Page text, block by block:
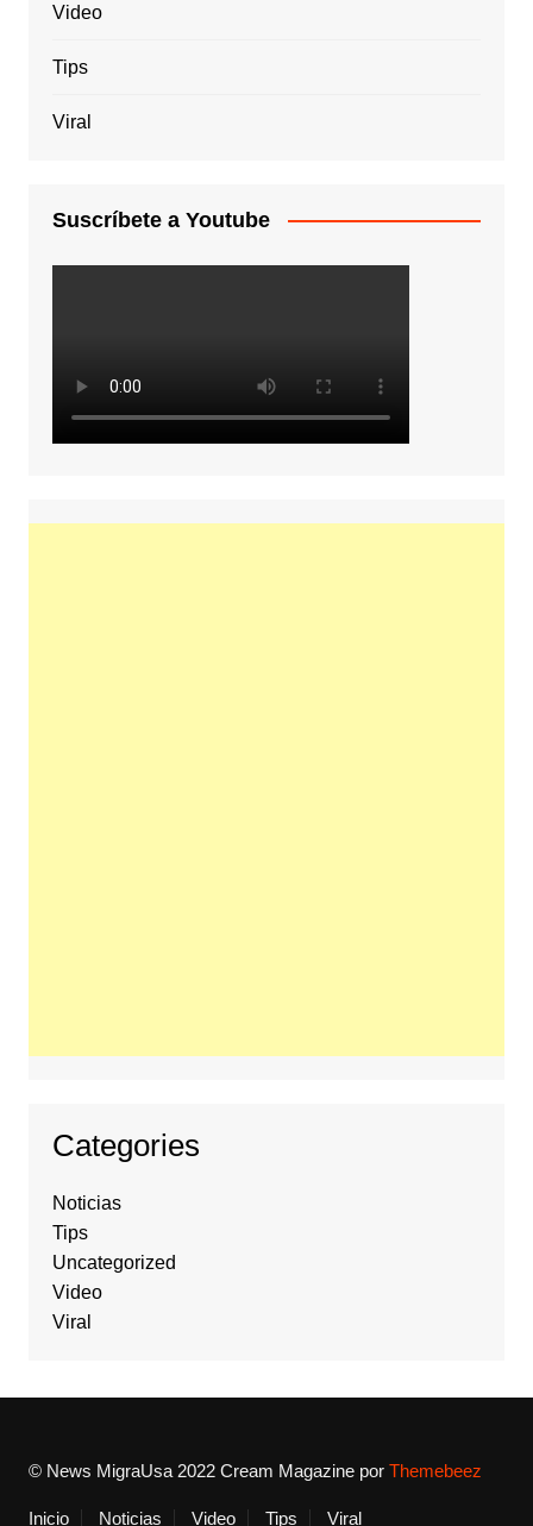
Video
Tips
Viral
Suscríbete a Youtube
Categories
Noticias
Tips
Uncategorized
Video
Viral
© News MigraUsa 2022Cream Magazine por Themebeez
Inicio Noticias Video Tips Viral